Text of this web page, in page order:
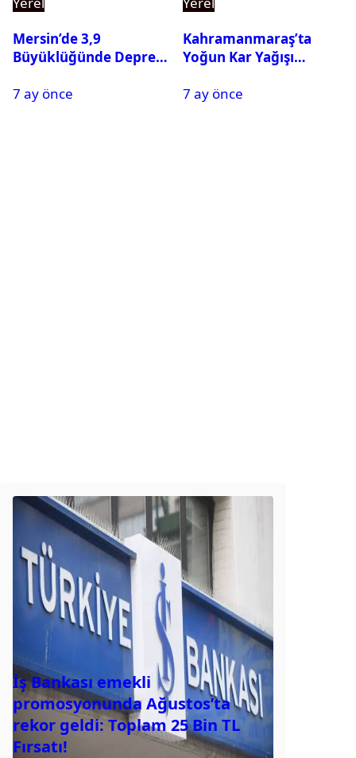
Mersin’de 3,9
Büyüklüğünde Deprem
7 ay önce
Kahramanmaraş’ta
Yoğun Kar Yağışı
Tatil
7 ay önce
İş Bankası emekli
promosyonunda Ağustos’ta
rekor geldi: Toplam 25 Bin TL
Fırsatı!